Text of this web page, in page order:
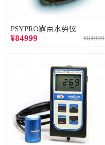
PSYPRO露点水势仪
¥84999 ¥84999